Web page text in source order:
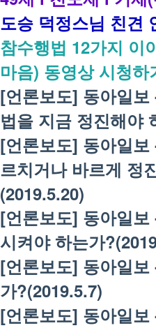
도승 덕정스님 친견
참수행법 12가지 이
마음) 동영상 시청하
[언론보도] 동아일
법을 지금 정진해야
[언론보도] 동아일
르치거나 바르게 정
(2019.5.20)
[언론보도] 동아일
시켜야 하는가
[언론보도] 동아일
가?(2019.5.7)
[언론보도] 동아일